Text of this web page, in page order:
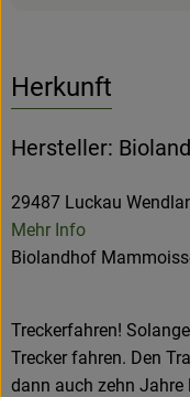
Herkunft
Hersteller:
29487 Luckau
Mehr Info
Biolandhof
Treckerfahren!
Trecker fahren. Den
dann auch zehn Jahre